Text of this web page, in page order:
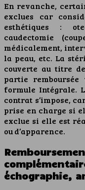
En revanche,
exclues car
esthétiques :
caudectomie
médicalement,
la peau, etc. La
couverte au titre
partie
formule Intégrale.
contrat s’impose,
prise en charge si
exclue si elle est
ou d’apparence.
échographie,